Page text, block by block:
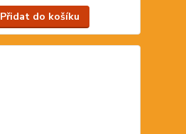
Přidat do košíku